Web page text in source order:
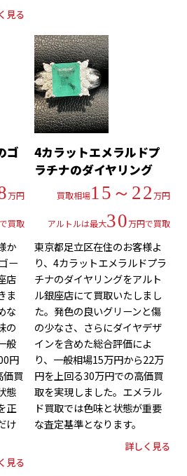
見る
ゴ
万円
買取
か
ー
店
ま
な
の
般
円
価買
態
正
け
見る
4カラットエメラルドプ
ラチナのダイヤリング
買取相場15～22万円
アルトルは最大30万円で買取
東京都足立区在住のお客様よ
り、4カラットエメラルドプラ
チナのダイヤリングをアルト
ル銀座店にて買取いたしまし
た。発色の良いグリーンと傷
の少なさ、さらにダイヤデザ
インを含めた総合評価によ
り、一般相場15万円から22万
円を上回る30万円での高価買
取を実現しました。エメラル
ド買取では色味と状態が重要
な査定基準となります。
詳しく見る